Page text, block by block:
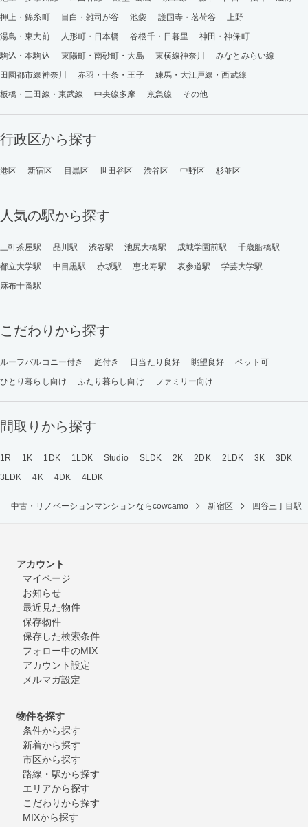
押上・錦糸町
目白・雑司が谷 池袋 護国寺・茗荷谷
上野
湯島・東大前
人形町・日本橋 谷根千・日暮里
神田・神保町
駒込・本駒込
東陽町・南砂町・大島 東横線神奈川
みなとみらい線
田園都市線神奈川
赤羽・十条・王子
練馬・大江戸線・西武線
板橋・三田線・東武線
中央線多摩 京急線 その他
行政区から探す
港区 新宿区 目黒区 世田谷区 渋谷区 中野区 杉並区
人気の駅から探す
三軒茶屋駅 品川駅 渋谷駅 池尻大橋駅 成城学園前駅
千歳船橋駅
都立大学駅
中目黒駅 赤坂駅 恵比寿駅 表参道駅
学芸大学駅
麻布十番駅
こだわりから探す
ルーフバルコニー付き 庭付き 日当たり良好 眺望良好
ペット可
ひとり暮らし向け
ふたり暮らし向け ファミリー向け
間取りから探す
1R 1K 1DK 1LDK Studio SLDK 2K 2DK 2LDK 3K
3DK
3LDK
4K 4DK 4LDK
中古・リノベーションマンションならcowcamo 新宿区 四谷三丁目駅
アカウント
マイページ
お知らせ
最近見た物件
保存物件
保存した検索条件
フォロー中のMIX
アカウント設定
メルマガ設定
物件を探す
条件から探す
新着から探す
市区から探す
路線・駅から探す
エリアから探す
こだわりから探す
MIXから探す